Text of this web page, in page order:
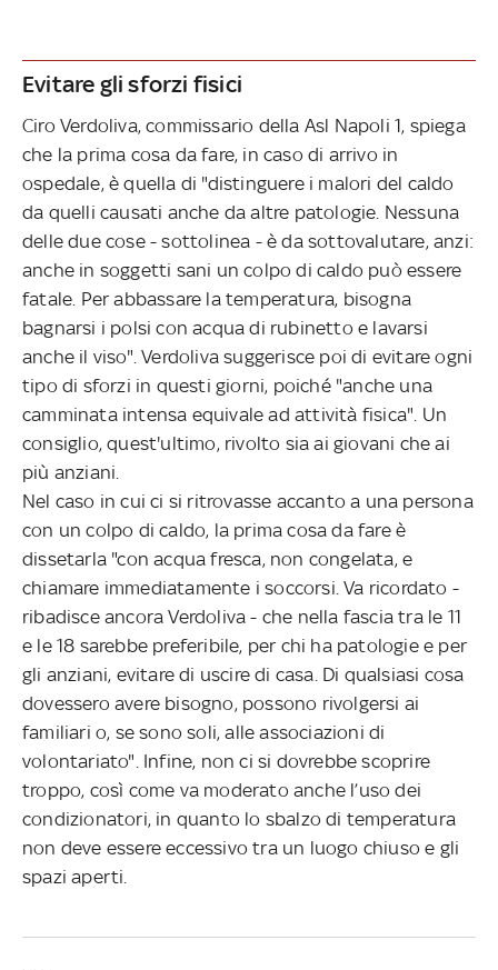
Evitare gli sforzi fisici
Ciro Verdoliva, commissario della Asl Napoli 1, spiega
che la prima cosa da fare, in caso di arrivo in
ospedale, è quella di "distinguere i malori del caldo
da quelli causati anche da altre patologie. Nessuna
delle due cose - sottolinea - è da sottovalutare, anzi:
anche in soggetti sani un colpo di caldo può essere
fatale. Per abbassare la temperatura, bisogna
bagnarsi i polsi con acqua di rubinetto e lavarsi
anche il viso". Verdoliva suggerisce poi di evitare ogni
tipo di sforzi in questi giorni, poiché "anche una
camminata intensa equivale ad attività fisica". Un
consiglio, quest'ultimo, rivolto sia ai giovani che ai
più anziani.
Nel caso in cui ci si ritrovasse accanto a una persona
con un colpo di caldo, la prima cosa da fare è
dissetarla "con acqua fresca, non congelata, e
chiamare immediatamente i soccorsi. Va ricordato -
ribadisce ancora Verdoliva - che nella fascia tra le 11
e le 18 sarebbe preferibile, per chi ha patologie e per
gli anziani, evitare di uscire di casa. Di qualsiasi cosa
dovessero avere bisogno, possono rivolgersi ai
familiari o, se sono soli, alle associazioni di
volontariato". Infine, non ci si dovrebbe scoprire
troppo, così come va moderato anche l’uso dei
condizionatori, in quanto lo sbalzo di temperatura
non deve essere eccessivo tra un luogo chiuso e gli
spazi aperti.